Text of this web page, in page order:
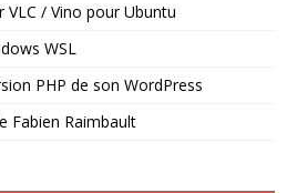
VLC / Vino pour Ubuntu
WSL
PHP de son WordPress
Fabien Raimbault